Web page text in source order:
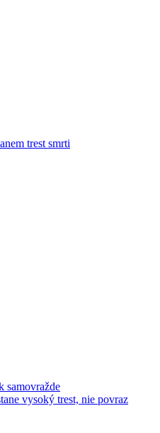
trest smrti
samovražde
vysoký trest, nie povraz